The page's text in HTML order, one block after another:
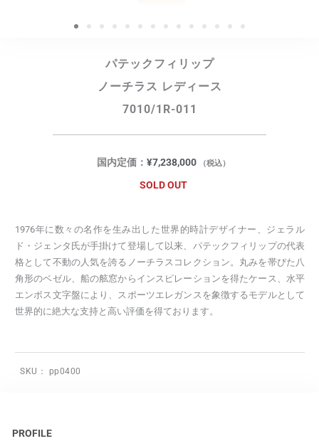
パテックフィリップ
ノーチラス レディース
7010/1R-011
国内定価： ¥7,238,000 （税込）
SOLD OUT
1976年に数々の名作を生み出した世界的時計デザイナー、ジェラル
ド・ジェンタ氏が手掛けて登場して以来、パテックフィリップの代表
格として不動の人気を誇るノーチラスコレクション。丸みを帯びた八
角形のベゼル、船の舷窓からインスピレーションを得たケース、水平
エンボス文字盤により、スポーツエレガンスを象徴するモデルとして
世界的に絶大な支持と高い評価を得ております。
SKU： pp0400
PROFILE